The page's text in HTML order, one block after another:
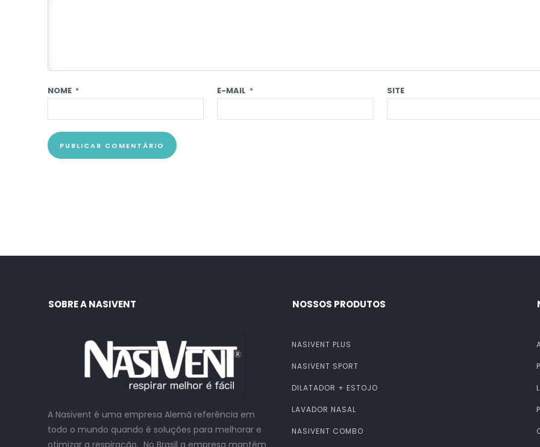
NOME * E-MAIL * SITE
SOBRE A NASIVENT
A Nasivent é uma empresa Alemã referência em
todo o mundo quando é soluções para melhorar e
otimizar a respiração. No Brasil a empresa mantém
NOSSOS PRODUTOS
NASIVENT PLUS
NASIVENT SPORT
DILATADOR + ESTOJO
LAVADOR NASAL
NASIVENT COMBO